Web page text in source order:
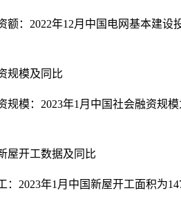
额：2022年12月中国电网基本建设
规模及同比
规模：2023年1月中国社会融资规
屋开工数据及同比
：2023年1月中国新屋开工面积为